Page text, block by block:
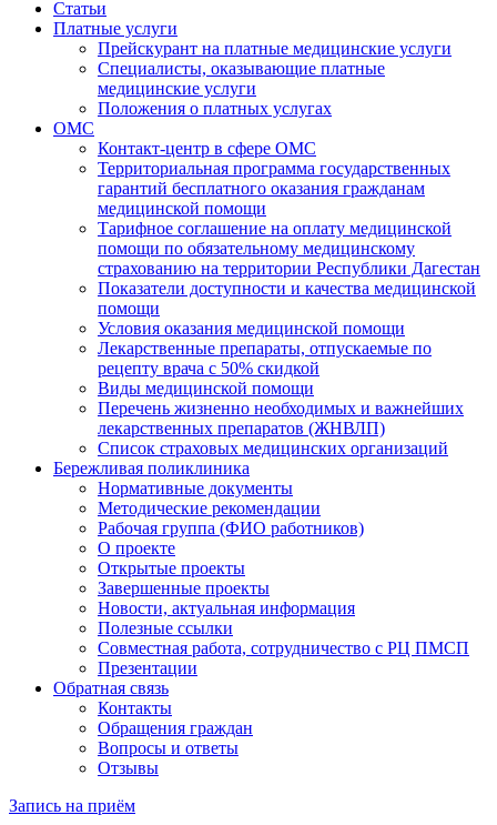
Статьи
Платные услуги
Прейскурант на платные медицинские услуги
Специалисты, оказывающие платные
медицинские услуги
Положения о платных услугах
ОМС
Контакт-центр в сфере ОМС
Территориальная программа государственных
гарантий бесплатного оказания гражданам
медицинской помощи
Тарифное соглашение на оплату медицинской
помощи по обязательному медицинскому
страхованию на территории Республики Дагестан
Показатели доступности и качества медицинской
помощи
Условия оказания медицинской помощи
Лекарственные препараты, отпускаемые по
рецепту врача с 50% скидкой
Виды медицинской помощи
Перечень жизненно необходимых и важнейших
лекарственных препаратов (ЖНВЛП)
Список страховых медицинских организаций
Бережливая поликлиника
Нормативные документы
Методические рекомендации
Рабочая группа (ФИО работников)
О проекте
Открытые проекты
Завершенные проекты
Новости, актуальная информация
Полезные ссылки
Совместная работа, сотрудничество с РЦ ПМСП
Презентации
Обратная связь
Контакты
Обращения граждан
Вопросы и ответы
Отзывы
Запись на приём